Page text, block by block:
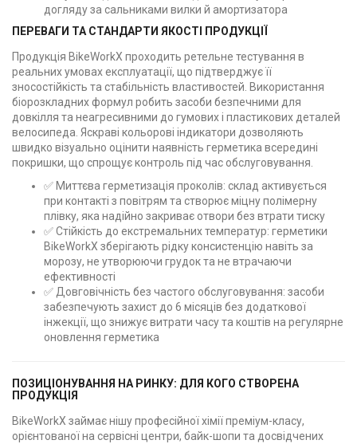
догляду за сальниками вилки й амортизатора
ПЕРЕВАГИ ТА СТАНДАРТИ ЯКОСТІ ПРОДУКЦІЇ
Продукція BikeWorkX проходить ретельне тестування в
реальних умовах експлуатації, що підтверджує її
зносостійкість та стабільність властивостей. Використання
біорозкладних формул робить засоби безпечними для
довкілля та неагресивними до гумових і пластикових деталей
велосипеда. Яскраві кольорові індикатори дозволяють
швидко візуально оцінити наявність герметика всередині
покришки, що спрощує контроль під час обслуговування.
✅ Миттєва герметизація проколів: склад активується
при контакті з повітрям та створює міцну полімерну
плівку, яка надійно закриває отвори без втрати тиску
✅ Стійкість до екстремальних температур: герметики
BikeWorkX зберігають рідку консистенцію навіть за
морозу, не утворюючи грудок та не втрачаючи
ефективності
✅ Довговічність без частого обслуговування: засоби
забезпечують захист до 6 місяців без додаткової
інжекції, що знижує витрати часу та коштів на регулярне
оновлення герметика
ПОЗИЦІОНУВАННЯ НА РИНКУ: ДЛЯ КОГО СТВОРЕНА
ПРОДУКЦІЯ
BikeWorkX займає нішу професійної хімії преміум-класу,
орієнтованої на сервісні центри, байк-шопи та досвідчених